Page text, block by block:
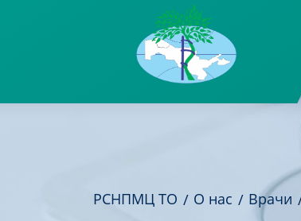
РСНПМЦ ТО О нас Врачи